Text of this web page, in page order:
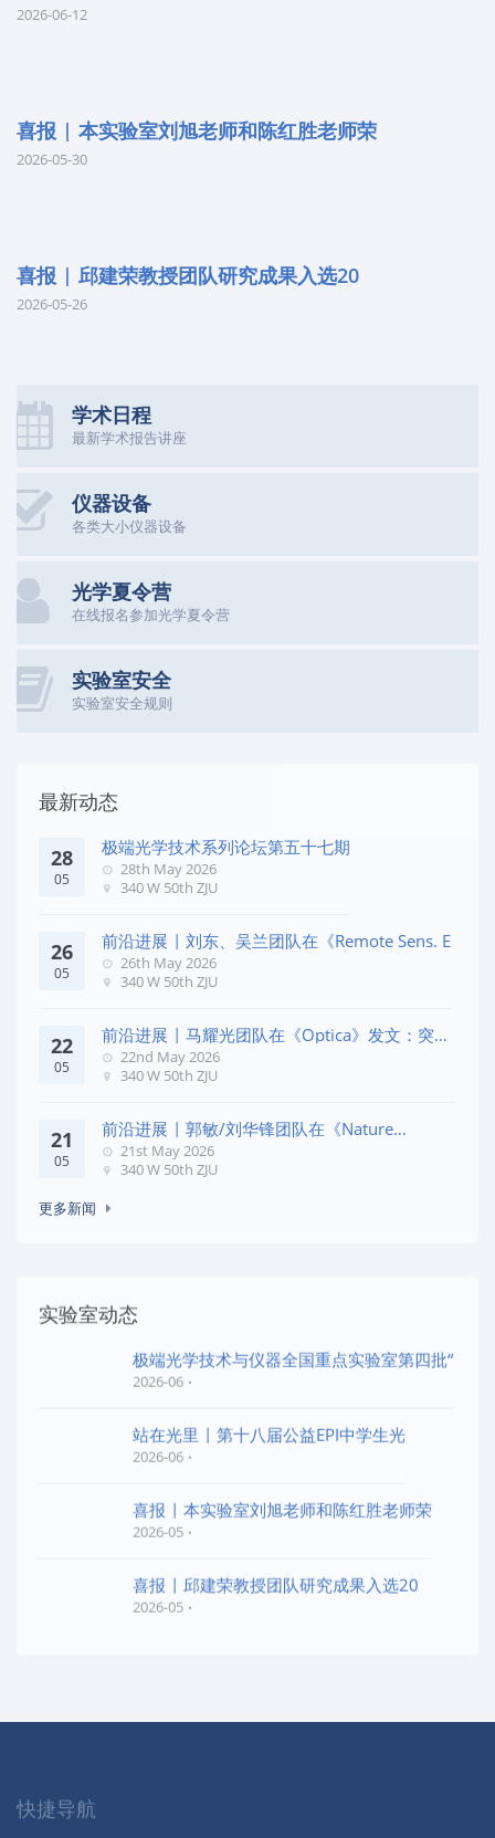
2026-06-12
喜报 | 本实验室刘旭老师和陈红胜老师荣
2026-05-30
喜报 | 邱建荣教授团队研究成果入选20
2026-05-26
学术日程
最新学术报告讲座
仪器设备
各类大小仪器设备
光学夏令营
在线报名参加光学夏令营
实验室安全
实验室安全规则
最新动态
28
05
极端光学技术系列论坛第五十七期
28th May 2026
340 W 50th ZJU
26
05
前沿进展 | 刘东、吴兰团队在《Remote Sens. E
26th May 2026
340 W 50th ZJU
22
05
前沿进展 | 马耀光团队在《Optica》发文：突破
几何相位
22nd May 2026
340 W 50th ZJU
21
05
前沿进展 | 郭敏/刘华锋团队在《Nature
Commun
21st May 2026
340 W 50th ZJU
更多新闻
实验室动态
极端光学技术与仪器全国重点实验室第四批“
2026-06
站在光里 | 第十八届公益EPI中学生光
2026-06
喜报 | 本实验室刘旭老师和陈红胜老师荣
2026-05
喜报 | 邱建荣教授团队研究成果入选20
2026-05
快捷导航